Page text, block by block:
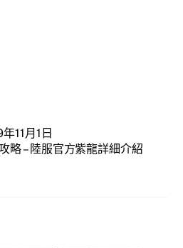
11月1日
略 – 陸服官方紫龍詳細介紹